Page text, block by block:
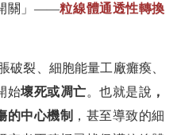
關」——粒線體通透性轉換
破裂、細胞能量工廠癱瘓、
始壞死或凋亡。也就是說 ，
的中心機制 ，甚至導致的細